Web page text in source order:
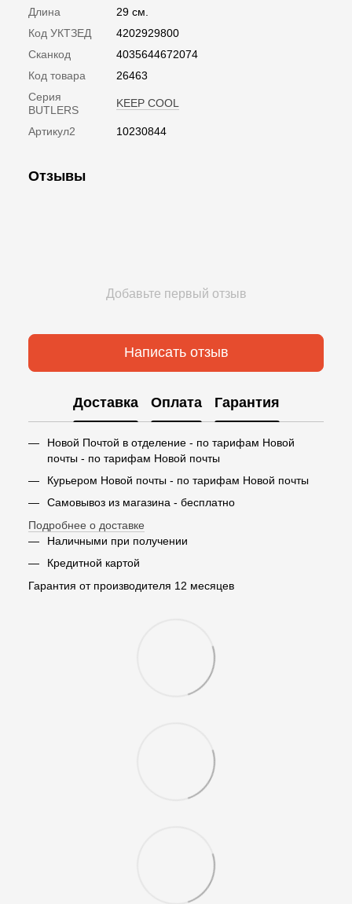
Длина
29 см.
Код УКТЗЕД
4202929800
Сканкод
4035644672074
Код товара
26463
Серия
BUTLERS
KEEP COOL
Артикул2 10230844
Отзывы
Добавьте первый отзыв
Написать отзыв
Доставка Оплата Гарантия
Новой Почтой в отделение - по тарифам Новой
почты - по тарифам Новой почты
Курьером Новой почты - по тарифам Новой почты
Самовывоз из магазина - бесплатно
Подробнее о доставке
Наличными при получении
Кредитной картой
Гарантия от производителя 12 месяцев